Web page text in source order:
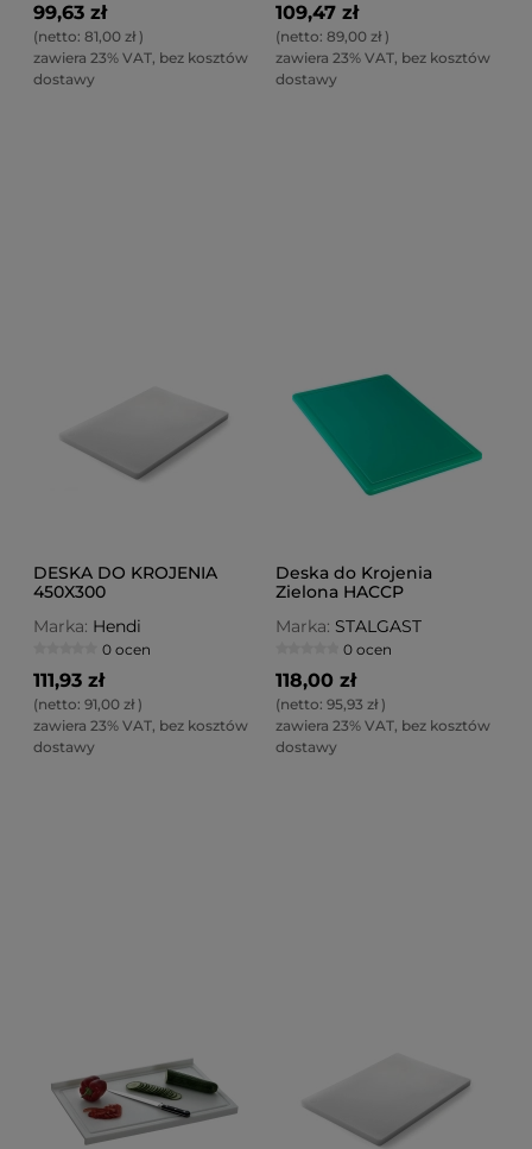
99,63 zł
(netto: 81,00 zł)
zawiera 23% VAT, bez kosztów
dostawy
109,47 zł
(netto: 89,00 zł)
zawiera 23% VAT, bez kosztów
dostawy
DESKA DO KROJENIA
450X300
Marka: Hendi
0 ocen
111,93 zł
(netto: 91,00 zł)
zawiera 23% VAT, bez kosztów
dostawy
Deska do Krojenia
Zielona HACCP
Marka: STALGAST
0 ocen
118,00 zł
(netto: 95,93 zł)
zawiera 23% VAT, bez kosztów
dostawy